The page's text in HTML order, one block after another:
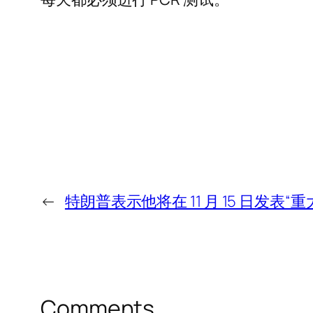
← 特朗普表示他将在 11 月 15 日发表“重